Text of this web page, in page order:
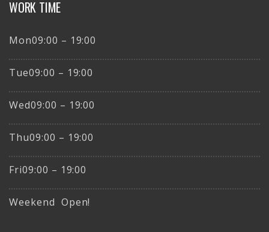
WORK TIME
Mon09:00 – 19:00
Tue09:00 – 19:00
Wed09:00 – 19:00
Thu09:00 – 19:00
Fri09:00 – 19:00
Weekend Open!